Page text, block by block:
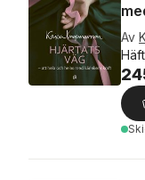
Av